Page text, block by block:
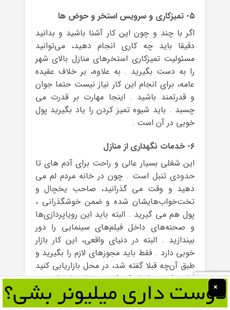
۵- تمیزکاری و سرویس استخر و حوض ها
اگر با چند و چون این کار آشنا باشید و بدانید
دقیقا باید چه کاری انجام دهید، می‌توانید
مسئولیت تمیزکاری استخرهای منازل بالای شهر
را به دست بگیرید . به علاوه، بر خلاف عقیده‌
عامه، برای انجام این کار نیاز نیست حتما جوان
و قدرتمند باشید . اینجا مهارت بر قدرت می
چسبد . باید شیوه تمیز کردن را یاد بگیرید پول
خوبی در آن است .
۶- خدمات نگهداری از منازل
این شغلی بسیار عالی و راحت برای آدم های تا
حدودی تنبل است . چون در خانه‌ مردم لم می
دهید و وقت می گذرانید، صاحب یخچال و
تخت‌خواب‌هایشان شده و ضمن خوشگذرانی ،
پول هم می گیرید . البته باید این رویاپردازی‌ها
و صحنه‌های داخل فیلم‌های سینمایی را دور
بیندازید . البته در دنیای واقعی، این کار بازار
خوبی دارد . فقط باید مجوزهای لازم را بگیرید و
طبق آن‌چه قبلا گفته شد، در محل بازاریابی کنید
. این کار در ایران کم کم در حال رواج است و
افراد امنیت و نگهداری منزل را به افراد می دهند
×